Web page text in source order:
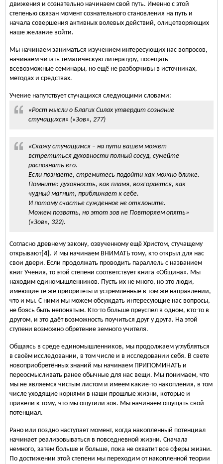
движения и сознательно начинаем свой путь. Именно с этой
степенью связан момент сознательного становления на путь и
начала совершения активных волевых действий, олицетворяющих
наше желание войти.
Мы начинаем заниматься изучением интересующих нас вопросов,
начинаем читать тематическую литературу, посещать
всевозможные семинары, но ещё не разборчивы в источниках,
методах и средствах.
Учение напутствует стучащихся следующими словами:
«Рост мысли о Благих Силах утвердит сознание
стучащихся» («Зов», 277)
«Скажу стучащимся – на пути вашем может
встретиться духовности полный сосуд, сумейте
распознать его.
Если познаете, стремитесь подойти как можно ближе.
Помните: духовность, как пламя, возгорается, как
чудный магнит, приближает к себе.
И потому счастье сужденное не отклоните.
Можем позвать, но этот зов не Повторяем опять»
(«Зов», 322).
Согласно древнему закону, озвученному ещё Христом, стучащему
открывают[4] . И мы начинаем ВНИМАТЬ тому, кто открыл для нас
свои двери. Если продолжать проводить параллель с названием
книг Учения, то этой степени соответствует книга «Община». Мы
находим единомышленников. Пусть их не много, но это люди,
имеющие те же приоритеты и устремлённые в том же направлении,
что и мы. С ними мы можем обсуждать интересующие нас вопросы,
не боясь быть непонятым. Кто-то больше преуспел в одном, кто-то в
другом, и это даёт возможность поучиться друг у друга. На этой
ступени возможно обретение земного учителя.
Общаясь в среде единомышленников, мы продолжаем углубляться
в своём исследовании, в том числе и в исследовании себя. В свете
новоприобретённых знаний мы начинаем ПРИПОМИНАТЬ и
переосмысливать ранее обычные для нас вещи. Мы понимаем, что
мы не являемся чистым листом и имеем какие-то накопления, в том
числе уходящие корнями в наши прошлые жизни, которые и
привели к тому, что мы ощутили зов. Мы начинаем ощущать свой
потенциал.
Рано или поздно наступает момент, когда накопленный потенциал
начинает реализовываться в повседневной жизни. Сначала
немного, затем больше и больше, пока не охватит все сферы жизни.
По достижении этой степени мы переходим от накопленной теории